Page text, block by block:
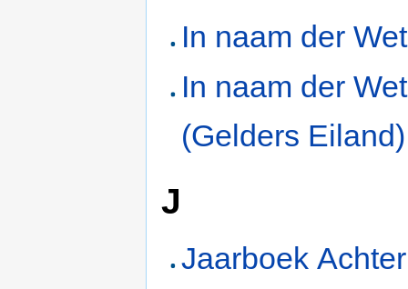
In naam der Wet
In naam der Wet
(Gelders Eiland)
J
Jaarboek